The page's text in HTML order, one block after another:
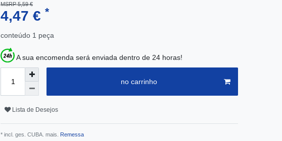
MSRP 5,59 €
4,47 € *
conteúdo 1 peça
A sua encomenda será enviada dentro de 24 horas!
no carrinho
Lista de Desejos
* incl. ges. CUBA. mais. Remessa